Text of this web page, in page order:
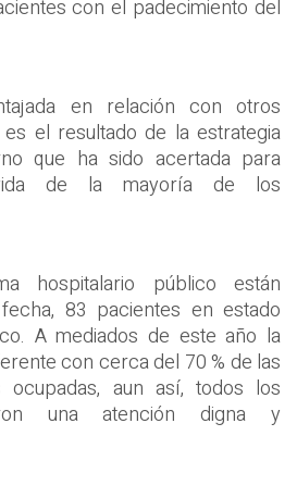
con el padecimiento del
en relación con otros
el resultado de la estrategia
que ha sido acertada para
de la mayoría de los
hospitalario público están
83 pacientes en estado
A mediados de este año la
con cerca del 70 % de las
ocupadas, aun así, todos los
una atención digna y